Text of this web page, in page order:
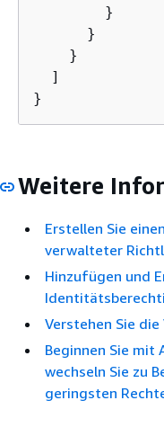
        }
      }
    }
  ]
}
Weitere
Erstellen Sie
verwalteter
Hinzufügen und
Verstehen Sie
Beginnen Sie mit
wechseln Sie zu
geringsten